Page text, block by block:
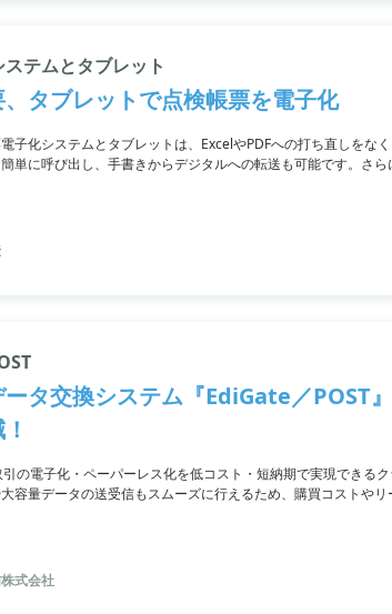
テムとタブレット
タブレットで点検帳票を電子化
子化システムとタブレットは、ExcelやPDFへの打ち直しをな
単に呼び出し、手書きからデジタルへの転送も可能です。さ
。ネットワークの環境構築が不要で、タブレット端末自体も頑
タ交換システム『EdiGate／POST
の電子化・ペーパーレス化を低コスト・短納期で実現できる
容量データの送受信もスムーズに行えるため、購買コストや
残るためトラブルの防止にも役立てます。また、セキュアなデ
式会社